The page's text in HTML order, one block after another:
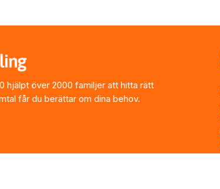
hjälpt över 2000 familjer att hitta rätt
får du berättar om dina behov.